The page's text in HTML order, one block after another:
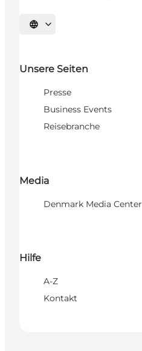
Sprache auswählen
Unsere Seiten
Presse
Business Events
Reisebranche
Media
Denmark Media Center
Hilfe
A-Z
Kontakt